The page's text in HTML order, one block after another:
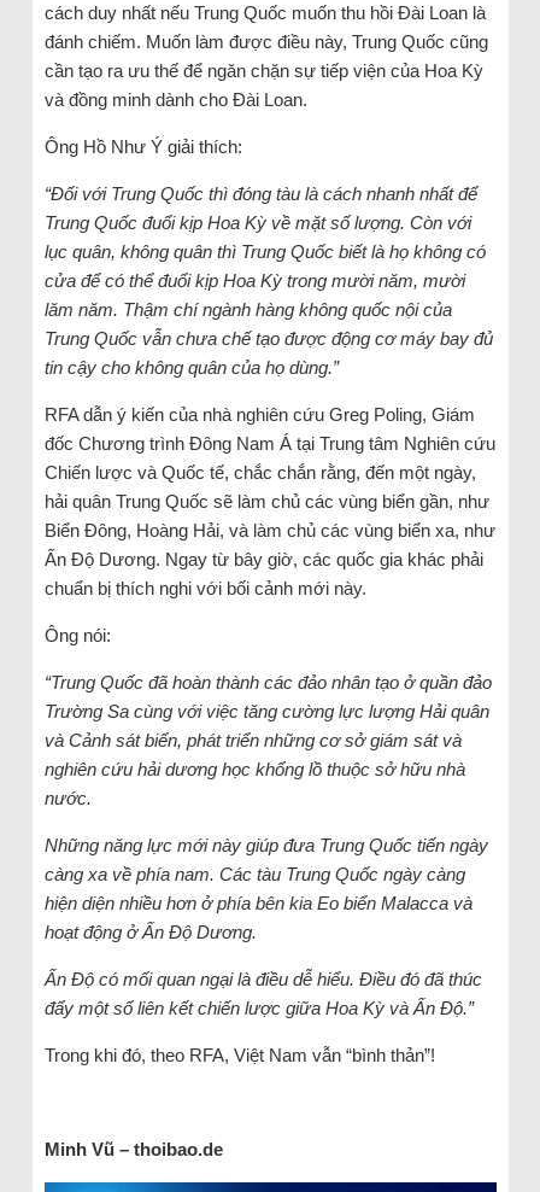
cách duy nhất nếu Trung Quốc muốn thu hồi Đài Loan là
đánh chiếm. Muốn làm được điều này, Trung Quốc cũng
cần tạo ra ưu thế để ngăn chặn sự tiếp viện của Hoa Kỳ
và đồng minh dành cho Đài Loan.
Ông Hồ Như Ý giải thích:
“Đối với Trung Quốc thì đóng tàu là cách nhanh nhất để
Trung Quốc đuổi kịp Hoa Kỳ về mặt số lượng. Còn với
lục quân, không quân thì Trung Quốc biết là họ không có
cửa để có thể đuổi kịp Hoa Kỳ trong mười năm, mười
lăm năm. Thậm chí ngành hàng không quốc nội của
Trung Quốc vẫn chưa chế tạo được động cơ máy bay đủ
tin cậy cho không quân của họ dùng.”
RFA dẫn ý kiến của nhà nghiên cứu Greg Poling, Giám
đốc Chương trình Đông Nam Á tại Trung tâm Nghiên cứu
Chiến lược và Quốc tế, chắc chắn rằng, đến một ngày,
hải quân Trung Quốc sẽ làm chủ các vùng biển gần, như
Biển Đông, Hoàng Hải, và làm chủ các vùng biển xa, như
Ấn Độ Dương. Ngay từ bây giờ, các quốc gia khác phải
chuẩn bị thích nghi với bối cảnh mới này.
Ông nói:
“Trung Quốc đã hoàn thành các đảo nhân tạo ở quần đảo
Trường Sa cùng với việc tăng cường lực lượng Hải quân
và Cảnh sát biển, phát triển những cơ sở giám sát và
nghiên cứu hải dương học khổng lồ thuộc sở hữu nhà
nước.
Những năng lực mới này giúp đưa Trung Quốc tiến ngày
càng xa về phía nam. Các tàu Trung Quốc ngày càng
hiện diện nhiều hơn ở phía bên kia Eo biển Malacca và
hoạt động ở Ấn Độ Dương.
Ấn Độ có mối quan ngại là điều dễ hiểu. Điều đó đã thúc
đẩy một số liên kết chiến lược giữa Hoa Kỳ và Ấn Độ.”
Trong khi đó, theo RFA, Việt Nam vẫn “bình thản”!
Minh Vũ – thoibao.de